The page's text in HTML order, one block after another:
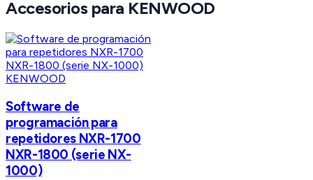
Accesorios para KENWOOD
KENWOOD
Software de
programación para
repetidores NXR-1700
NXR-1800 (serie NX-
1000)